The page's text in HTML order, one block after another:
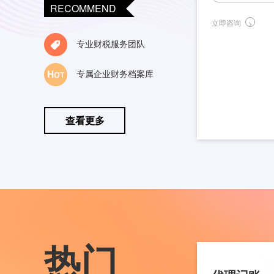
RECOMMEND
专业财税服务团队
专属企业财务档案库
查看更多
立即咨询
热门